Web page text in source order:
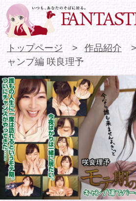
トップページ
ャンプ編 咲良理予
モテ期の晩餐 キャンプ編 咲良理予
誰もの人生に一度は訪れるというモテ期。
合の“ソレ”はキャンプ中にやってきた。
眠れない理予が僕のテントに入ってくる。
の外で他の娘がはしゃぐ声が聴こえてくる